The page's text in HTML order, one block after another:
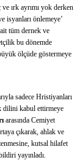
ırk ayrımı yok derken
isyanları önlemeye’
tüm dernek ve
bu dönemde
ölçüde göstermeye
sadece Hristiyanları
dilini kabul ettirmeye
arasında Cemiyet
çıkarak, ahlak ve
kutsal hilafet
yayınladı.